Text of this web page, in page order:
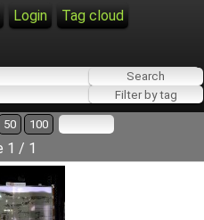
Login
Tag cloud
50 100
1 / 1